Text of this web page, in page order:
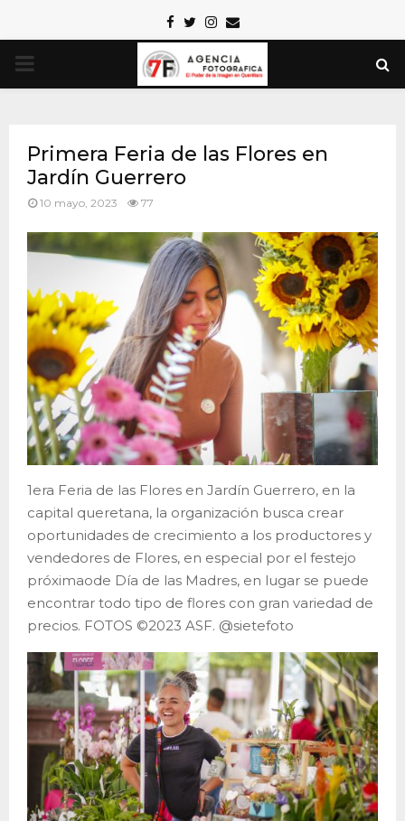
Facebook
TwitterInstagram
Email
PRIMARY
Primera Feria de las Flores en
Jardín Guerrero
10 mayo, 2023 77
1era Feria de las Flores en Jardín Guerrero, en la
capital queretana, la organización busca crear
oportunidades de crecimiento a los productores y
vendedores de Flores, en especial por el festejo
próximaode Día de las Madres, en lugar se puede
encontrar todo tipo de flores con gran variedad de
precios. FOTOS ©2023 ASF. @sietefoto